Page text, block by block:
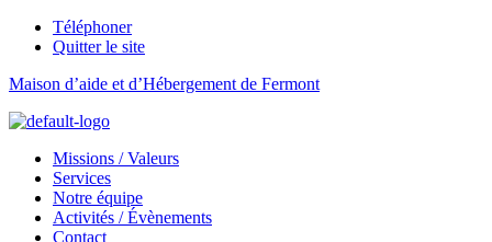
Téléphoner
Quitter le site
Maison d’aide et d’Hébergement de Fermont
Menu
Missions / Valeurs
Services
Notre équipe
Activités / Évènements
Contact